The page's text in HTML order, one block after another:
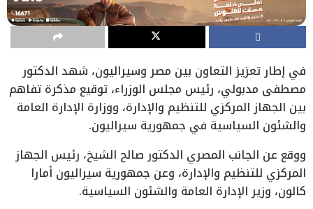
في إطار تعزيز التعاون بين مصر وسيراليون، شهد الدكتور
مصطفى مدبولي، رئيس مجلس الوزراء، توقيع مذكرة تفاهم
بين الجهاز المركزي للتنظيم والإدارة، ووزارة الإدارة العامة
والشئون السياسية في جمهورية سيراليون.
ووقع عن الجانب المصري الدكتور صالح الشيخ، رئيس الجهاز
المركزي للتنظيم والإدارة، وعن جمهورية سيراليون أمارا
كالون، وزير الإدارة العامة والشئون السياسية.